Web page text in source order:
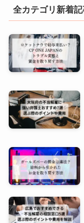
全カテゴリ新着